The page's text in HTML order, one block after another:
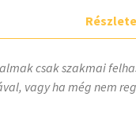
csak szakmai
vagy ha még nem